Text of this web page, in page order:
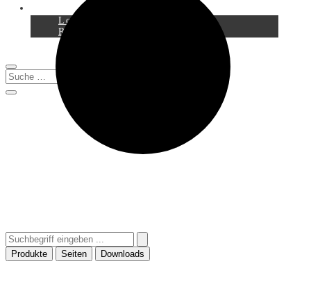
Login
Registration
Produkte Seiten Downloads